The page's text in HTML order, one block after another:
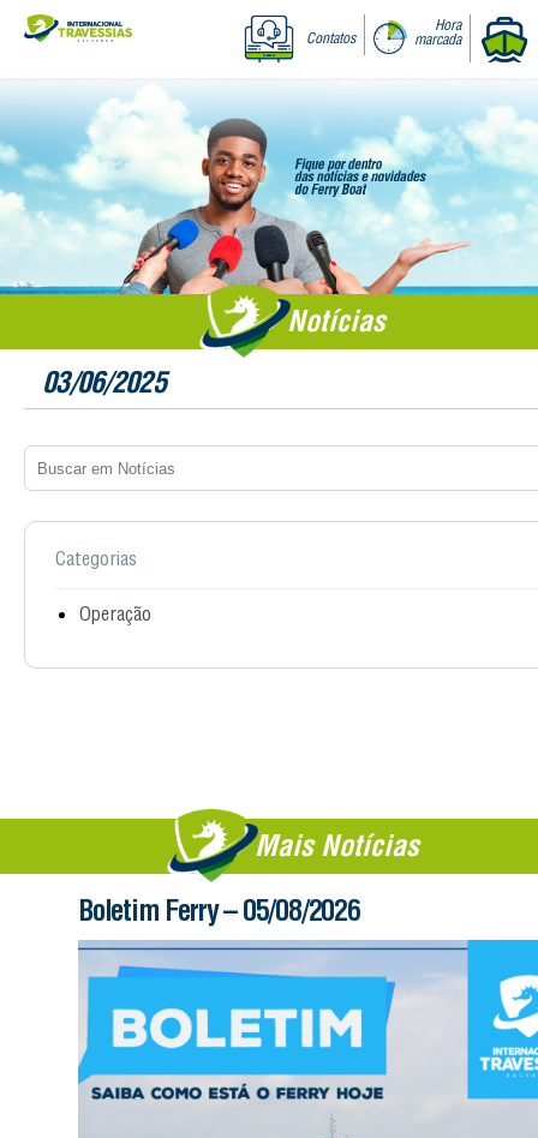
Contatos
Hora
marcada
Notícias
03/06/2025
Categorias
Operação
Mais Notícias
Boletim Ferry – 05/08/2026